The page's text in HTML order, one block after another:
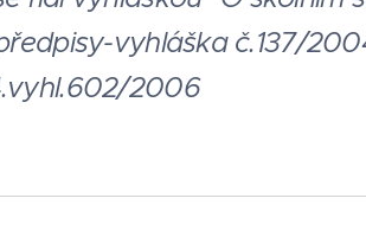
vyhláška č.137/
2006